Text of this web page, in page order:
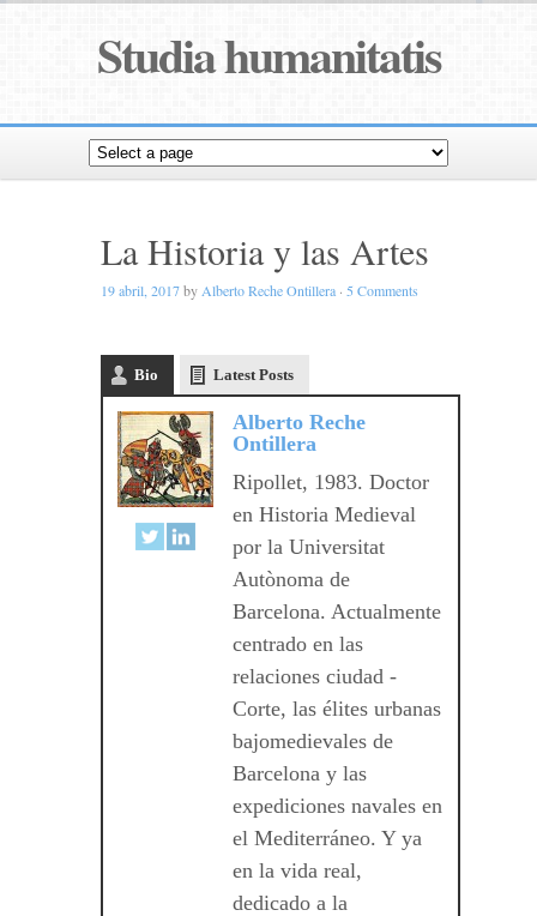
Studia humanitatis
La Historia y las Artes
19 abril, 2017by Alberto Reche Ontillera · 5 Comments
Bio Latest Posts
Alberto Reche
Ontillera
Ripollet, 1983. Doctor
en Historia Medieval
por la Universitat
Autònoma de
Barcelona. Actualmente
centrado en las
relaciones ciudad -
Corte, las élites urbanas
bajomedievales de
Barcelona y las
expediciones navales en
el Mediterráneo. Y ya
en la vida real,
dedicado a la